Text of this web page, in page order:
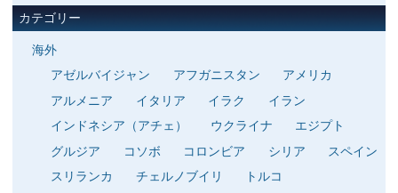
カテゴリー
海外
アゼルバイジャン
アフガニスタン
アメリカ
アルメニア
イタリア イラク
イラン
インドネシア（アチェ）
ウクライナ
エジプト
グルジア
コソボ コロンビア シリア
スペイン
スリランカ
チェルノブイリ
トルコ